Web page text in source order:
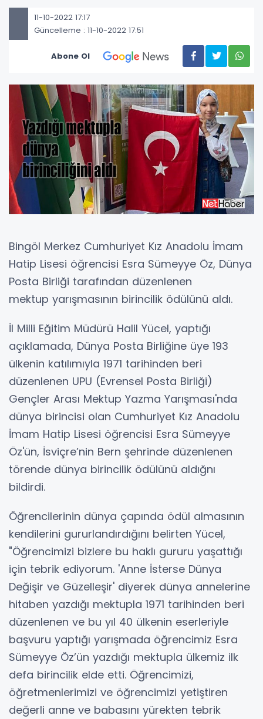
11-10-2022 17:17
Güncelleme : 11-10-2022 17:51
Abone Ol
Bingöl Merkez Cumhuriyet Kız Anadolu İmam
Hatip Lisesi öğrencisi Esra Sümeyye Öz, Dünya
Posta Birliği tarafından düzenlenen
mektup yarışmasının birincilik ödülünü aldı.
İl Milli Eğitim Müdürü Halil Yücel, yaptığı
açıklamada, Dünya Posta Birliğine üye 193
ülkenin katılımıyla 1971 tarihinden beri
düzenlenen UPU (Evrensel Posta Birliği)
Gençler Arası Mektup Yazma Yarışması'nda
dünya birincisi olan Cumhuriyet Kız Anadolu
İmam Hatip Lisesi öğrencisi Esra Sümeyye
Öz'ün, İsviçre’nin Bern şehrinde düzenlenen
törende dünya birincilik ödülünü aldığnı
bildirdi.
Öğrencilerinin dünya çapında ödül almasının
kendilerini gururlandırdığını belirten Yücel,
"Öğrencimizi bizlere bu haklı gururu yaşattığı
için tebrik ediyorum. 'Anne İsterse Dünya
Değişir ve Güzelleşir' diyerek dünya annelerine
hitaben yazdığı mektupla 1971 tarihinden beri
düzenlenen ve bu yıl 40 ülkenin eserleriyle
başvuru yaptığı yarışmada öğrencimiz Esra
Sümeyye Öz’ün yazdığı mektupla ülkemiz ilk
defa birincilik elde etti. Öğrencimizi,
öğretmenlerimizi ve öğrencimizi yetiştiren
değerli anne ve babasını yürekten tebrik